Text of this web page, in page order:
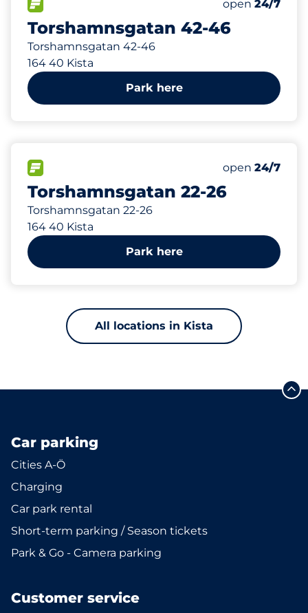
Torshamnsgatan 42-46
Torshamnsgatan 42-46
164 40 Kista
Number of
open 24/7
Park here
Torshamnsgatan 22-26
Torshamnsgatan 22-26
164 40 Kista
Number of
Total Spaces
open 24/7
240 m
Park here
All locations in Kista
Car parking
Cities A-Ö
Charging
Car park rental
Short-term parking / Season tickets
Park & Go - Camera parking
Customer service